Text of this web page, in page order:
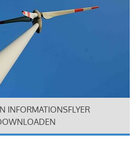
INFORMATIONSFLYER